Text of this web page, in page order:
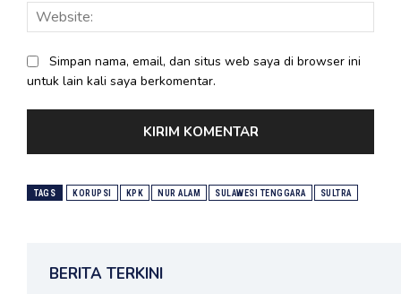
Simpan nama, email, dan situs web saya di browser ini
untuk lain kali saya berkomentar.
TAGS KORUPSI KPK NUR ALAM SULAWESI TENGGARA SULTRA
BERITA TERKINI